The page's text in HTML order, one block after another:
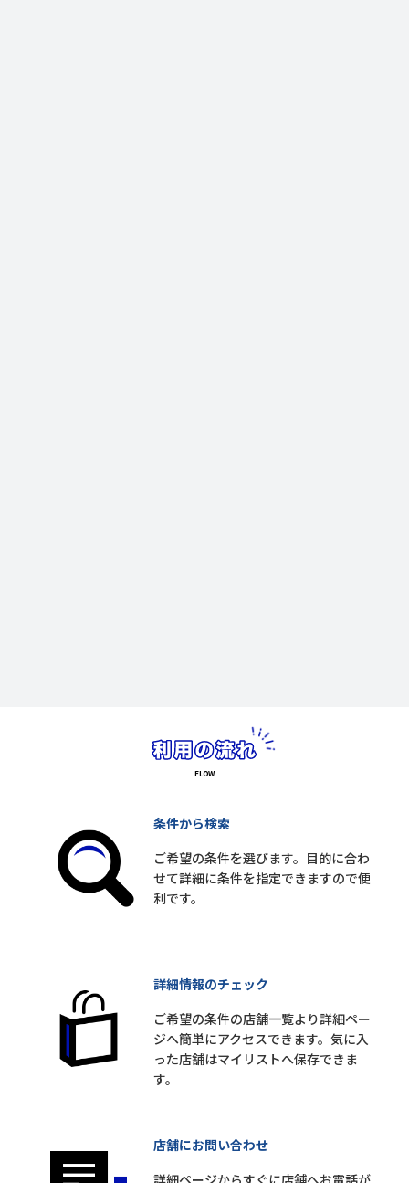
条件から検索
ご希望の条件を選びます。目的に合わ
せて詳細に条件を指定できますので便
利です。
詳細情報のチェック
ご希望の条件の店舗一覧より詳細ペー
ジへ簡単にアクセスできます。気に入
った店舗はマイリストへ保存できま
す。
店舗にお問い合わせ